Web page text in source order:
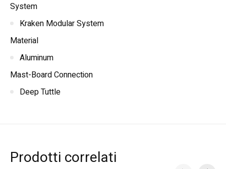
System
Kraken Modular System
Material
Aluminum
Mast-Board Connection
Deep Tuttle
Prodotti correlati